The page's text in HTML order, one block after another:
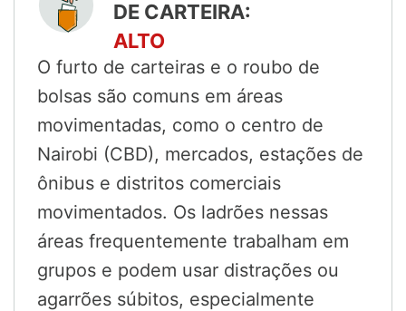
DE CARTEIRA:
ALTO
O furto de carteiras e o roubo de
bolsas são comuns em áreas
movimentadas, como o centro de
Nairobi (CBD), mercados, estações de
ônibus e distritos comerciais
movimentados. Os ladrões nessas
áreas frequentemente trabalham em
grupos e podem usar distrações ou
agarrões súbitos, especialmente